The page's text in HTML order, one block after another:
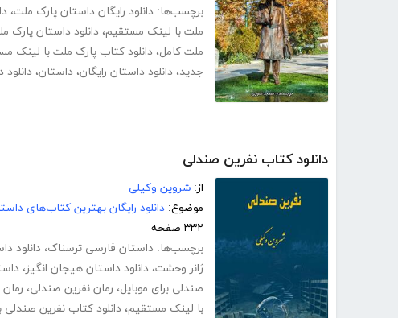
برچسب‌ها: دانلود رایگان داستان پارک ملت،
ملت با لینک مستقیم، دانلود داستان پارک
ملت کامل، دانلود کتاب پارک ملت با لینک
جدید، دانلود داستان رایگان، داستان،
دانلود کتاب نفرین صندلی
از: شروین وکیلی
موضوع: دانلود رایگان بهترین کتاب‌های
۳۳۲ صفحه
برچسب‌ها: داستان فارسی ترسناک، دانلود
ژانر وحشت، دانلود داستان هیجان انگیز،
صندلی برای موبایل، رمان نفرین صندلی،
با لینک مستقیم، دانلود کتاب نفرین صندلی